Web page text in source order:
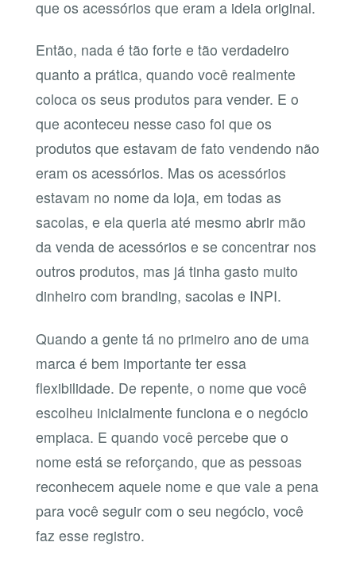
que os acessórios que eram a ideia original.
Então, nada é tão forte e tão verdadeiro
quanto a prática, quando você realmente
coloca os seus produtos para vender. E o
que aconteceu nesse caso foi que os
produtos que estavam de fato vendendo não
eram os acessórios. Mas os acessórios
estavam no nome da loja, em todas as
sacolas, e ela queria até mesmo abrir mão
da venda de acessórios e se concentrar nos
outros produtos, mas já tinha gasto muito
dinheiro com branding, sacolas e INPI.
Quando a gente tá no primeiro ano de uma
marca é bem importante ter essa
flexibilidade. De repente, o nome que você
escolheu inicialmente funciona e o negócio
emplaca. E quando você percebe que o
nome está se reforçando, que as pessoas
reconhecem aquele nome e que vale a pena
para você seguir com o seu negócio, você
faz esse registro.